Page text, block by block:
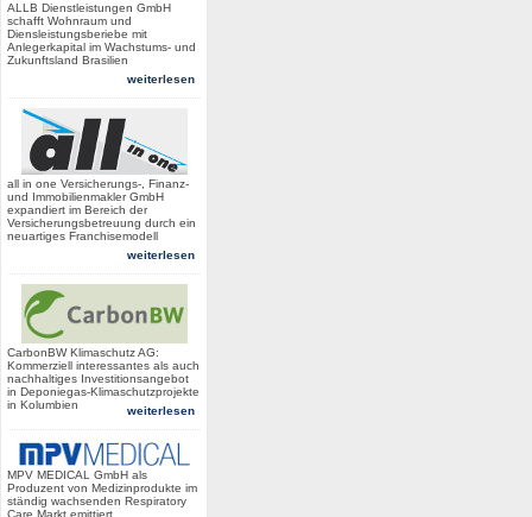
ALLB Dienstleistungen GmbH
schafft Wohnraum und
Diensleistungsberiebe mit
Anlegerkapital im Wachstums- und
Zukunftsland Brasilien
weiterlesen
all in one Versicherungs-, Finanz-
und Immobilienmakler GmbH
expandiert im Bereich der
Versicherungsbetreuung durch ein
neuartiges Franchisemodell
weiterlesen
CarbonBW Klimaschutz AG:
Kommerziell interessantes als auch
nachhaltiges Investitionsangebot
in Deponiegas-Klimaschutzprojekte
in Kolumbien
weiterlesen
MPV MEDICAL GmbH als
Produzent von Medizinprodukte im
ständig wachsenden Respiratory
Care Markt emittiert